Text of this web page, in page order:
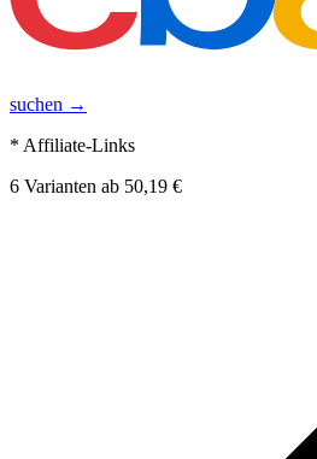
suchen →
* Affiliate-Links
6 Varianten ab 50,19 €